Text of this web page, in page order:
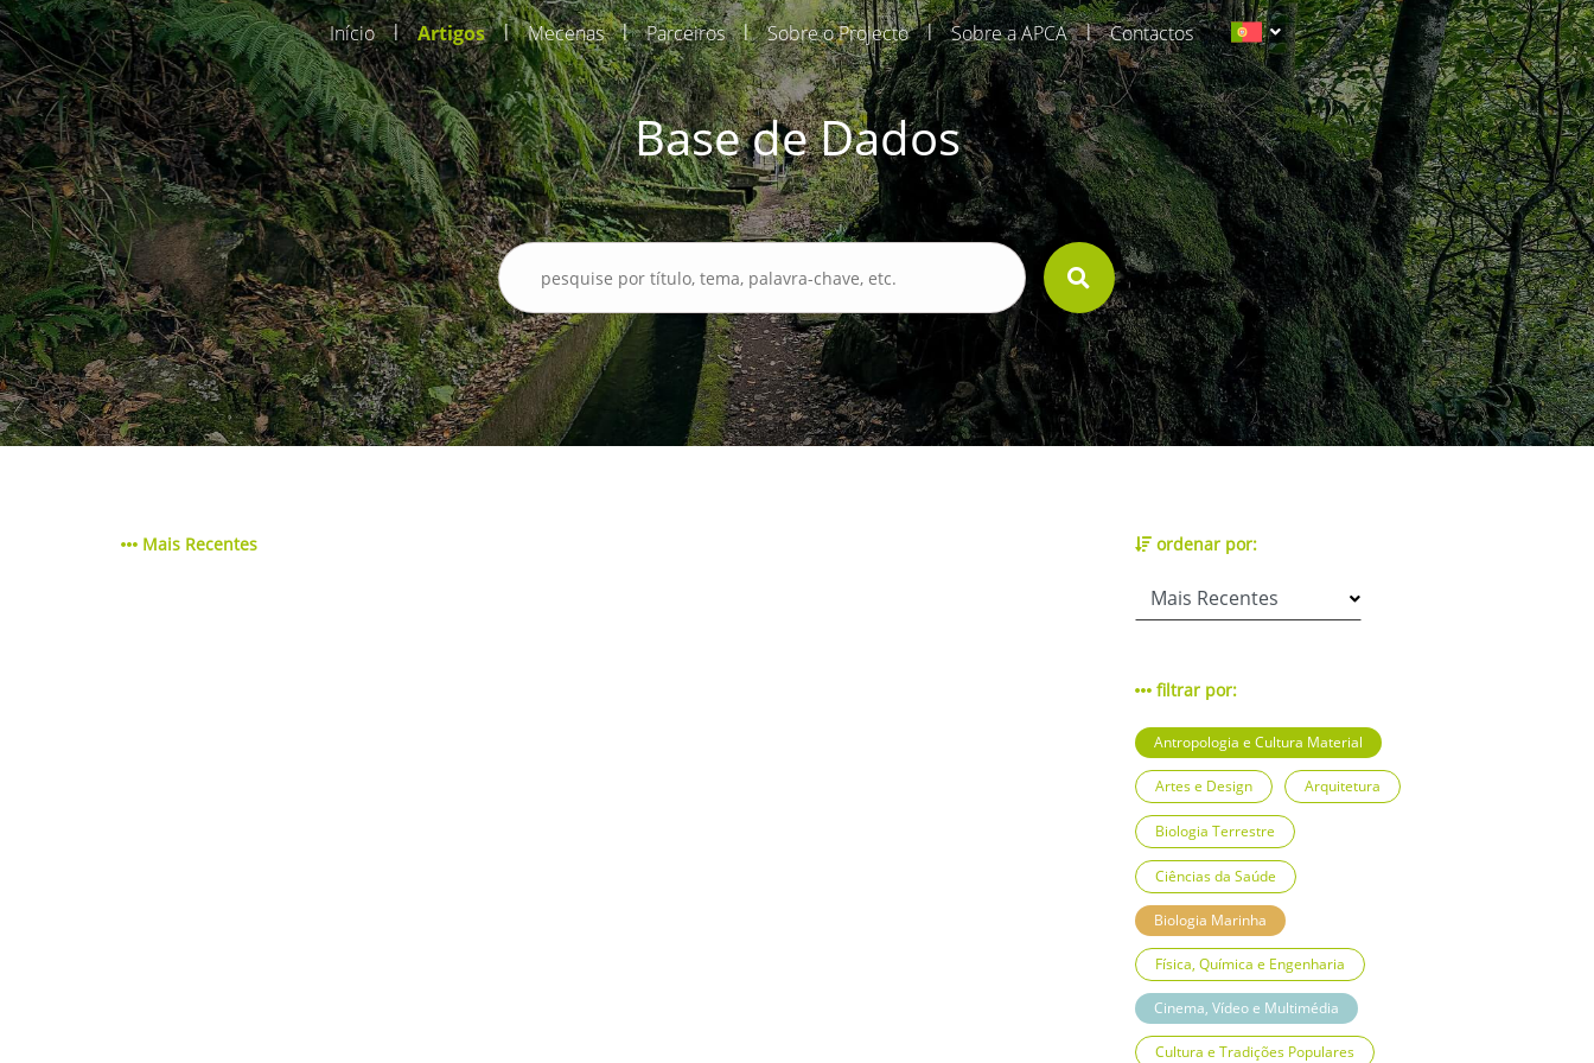
Início | Artigos | Mecenas | Parceiros | Sobre o Projecto | Sobre a APCA | Contactos
Base de Dados
Mais Recentes ordenar por:
filtrar por:
Antropologia e Cultura Material
Artes e Design Arquitetura
Biologia Terrestre
Ciências da Saúde
Biologia Marinha
Física, Química e Engenharia
Cinema, Vídeo e Multimédia
Cultura e Tradições Populares